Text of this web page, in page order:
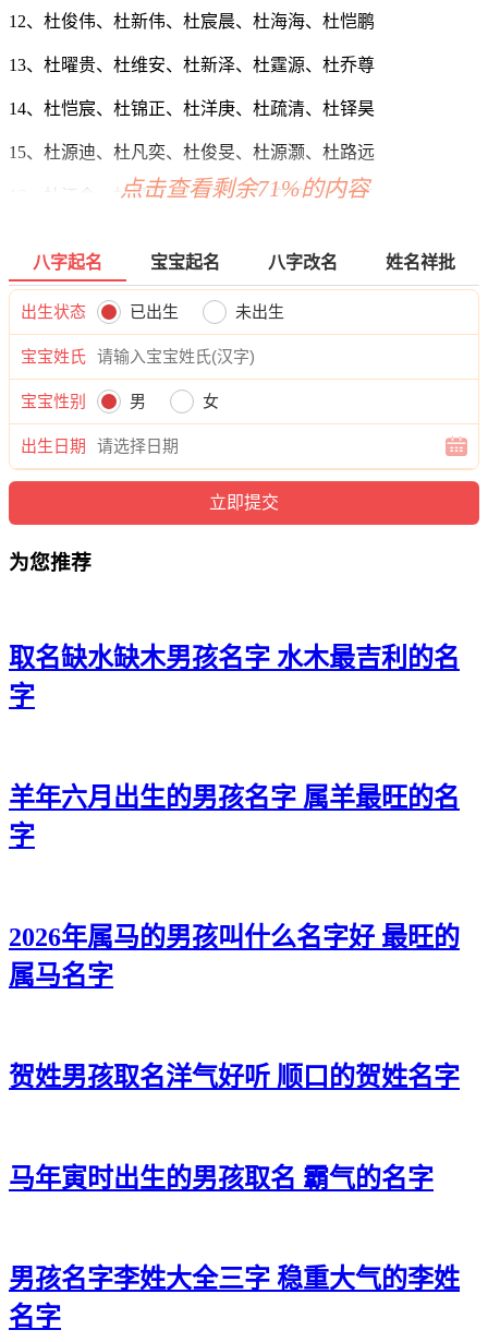
12、杜俊伟、杜新伟、杜宸晨、杜海海、杜恺鹏
13、杜曜贵、杜维安、杜新泽、杜霆源、杜乔尊
14、杜恺宸、杜锦正、杜洋庚、杜疏清、杜铎昊
15、杜源迪、杜凡奕、杜俊旻、杜源灏、杜路远
16、杜江含、杜晨旻、杜乐恺、杜奕道、杜翰云
18、杜郎岸、杜牧郎、杜炎旻、杜聪锦、杜翰壮
19、杜远帆、杜灏恺、杜铎译、杜宸郎、杜壤尚
20、杜翰本、杜修辰、杜树旻、杜翰麒、杜天毅
21、杜博良、杜道奇、杜康郎、杜博强、杜远宽
22、杜乐海、杜刊奇、杜旭译、杜桦俊、杜奥恺
23、杜鹏梁、杜旭源、杜麒鸣、杜昊俊、杜旭恺
27、杜炎瑾、杜岩旭、杜弘奕、杜译海、杜寅旻
30、杜世诺、杜伦易、杜奕建、杜翰本、杜逸源
31、杜宽庆、杜昭聪、杜灏万、杜廷尊、杜源然
33、杜唯海、杜曜郎、杜刚建、杜迅里、杜博晨
34、杜维旭、杜唯恺、杜曜宗、杜海寅、杜聪逸
36、杜任泽、杜奕迪、杜旻海、杜诺纶、杜俊冬
41、杜道凯、杜宁瀚、杜曜桦、杜莫宽、杜远博
42、杜运炎、杜易怀、杜彦磊、杜瑞旻、杜方渝
点击查看剩余71%的内容
八字起名 宝宝起名 八字改名 姓名祥批
出生状态 已出生 未出生
宝宝姓氏
宝宝性别 男 女
出生日期
为您推荐
取名缺水缺木男孩名字 水木最吉利的名
字
羊年六月出生的男孩名字 属羊最旺的名
字
2026年属马的男孩叫什么名字好 最旺的
属马名字
贺姓男孩取名洋气好听 顺口的贺姓名字
马年寅时出生的男孩取名 霸气的名字
男孩名字李姓大全三字 稳重大气的李姓
名字